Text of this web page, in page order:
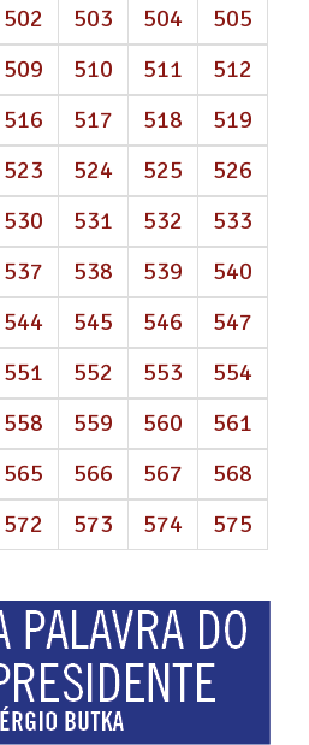
502 503 504
505
509 510 511
512
516 517 518
519
523 524 525
526
530 531 532
533
537 538 539
540
544 545 546
547
551 552 553
554
558 559 560
561
565 566 567
568
572 573 574
575